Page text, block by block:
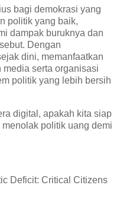
bagi demokrasi yang
politik yang baik,
dampak buruknya dan
Dengan
dini, memanfaatkan
serta organisasi
politik yang lebih bersih
digital, apakah kita siap
politik uang demi
Deficit: Critical Citizens